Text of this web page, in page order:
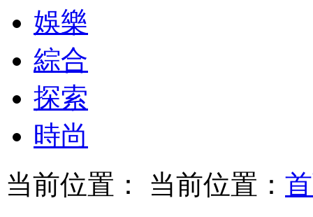
娛樂
綜合
探索
時尚
当前位置： 当前位置：